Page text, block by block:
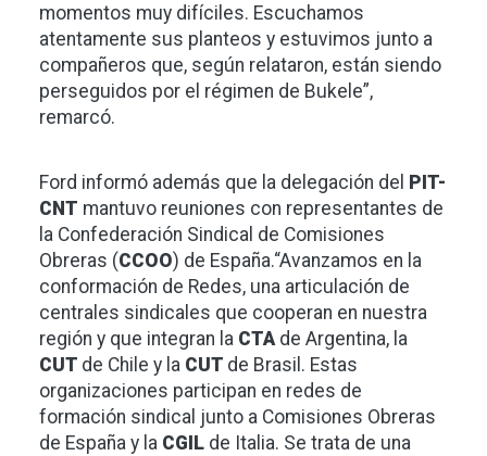
momentos muy difíciles. Escuchamos
atentamente sus planteos y estuvimos junto a
compañeros que, según relataron, están siendo
perseguidos por el régimen de Bukele”,
remarcó.
Ford informó además que la delegación del PIT-
CNT mantuvo reuniones con representantes de
la Confederación Sindical de Comisiones
Obreras (CCOO) de España.“Avanzamos en la
conformación de Redes, una articulación de
centrales sindicales que cooperan en nuestra
región y que integran la CTA de Argentina, la
CUT de Chile y la CUT de Brasil. Estas
organizaciones participan en redes de
formación sindical junto a Comisiones Obreras
de España y la CGIL de Italia. Se trata de una